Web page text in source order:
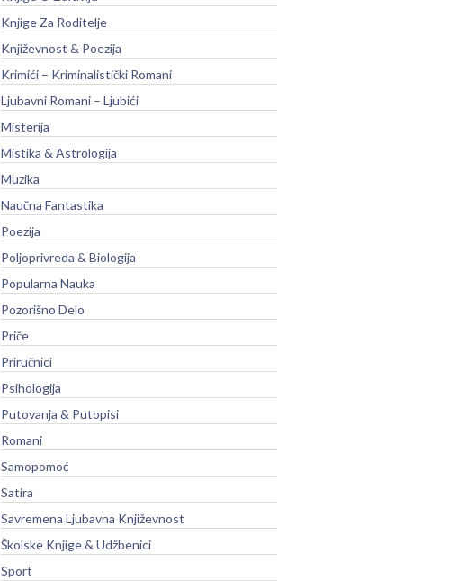
Knjige Za Roditelje
Književnost & Poezija
Krimići – Kriminalistički Romani
Ljubavni Romani – Ljubići
Misterija
Mistika & Astrologija
Muzika
Naučna Fantastika
Poezija
Poljoprivreda & Biologija
Popularna Nauka
Pozorišno Delo
Priče
Priručnici
Psihologija
Putovanja & Putopisi
Romani
Samopomoć
Satira
Savremena Ljubavna Književnost
Školske Knjige & Udžbenici
Sport